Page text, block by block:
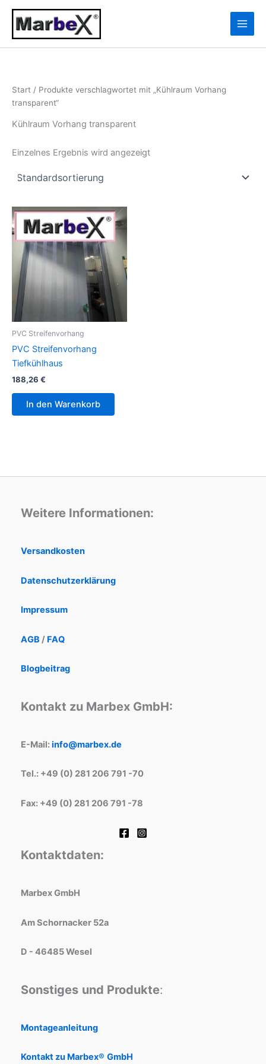
Zum
Inhalt
springen
Start / Produkte verschlagwortet mit „Kühlraum Vorhang
transparent“
Kühlraum Vorhang transparent
Einzelnes Ergebnis wird angezeigt
PVC Streifenvorhang
PVC Streifenvorhang
Tiefkühlhaus
188,26 €
In den Warenkorb
Weitere Informationen:
Versandkosten
Datenschutzerklärung
Impressum
AGB / FAQ
Blogbeitrag
Kontakt zu Marbex GmbH:
E-Mail:info@marbex.de
Tel.: +49 (0) 281 206 791 -70
Fax: +49 (0) 281 206 791 -78
Kontaktdaten:
Marbex GmbH
Am Schornacker 52a
D - 46485 Wesel
Sonstiges und Produkte:
Montageanleitung
Kontakt zu Marbex® GmbH